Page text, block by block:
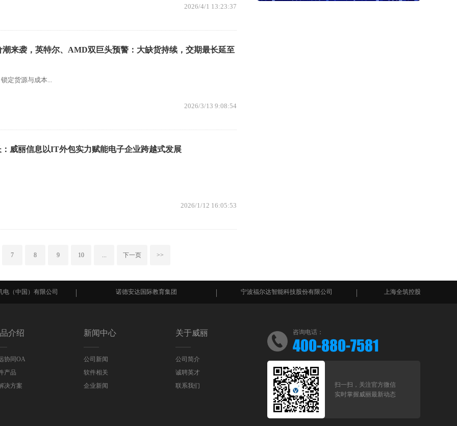
2026/4/1 13:23:37
来袭，英特尔、AMD双巨头预警：大缺货持续，交期最长延至
定货源与成本...
2026/3/13 9:08:54
威丽信息以IT外包实力赋能电子企业跨越式发展
2026/1/12 16:05:53
7 8 9 10 ... 下一页 >>
有限公司 诺德安达国际教育集团 宁波福尔达智能科技股份有限公司 上海全筑控股集团股份有限公司
介绍
协同OA
产品
决方案
新闻中心
公司新闻
软件相关
企业新闻
关于威丽
公司简介
诚聘英才
联系我们
咨询电话：
400-880-7581
扫一扫，关注官方微信
实时掌握威丽最新动态